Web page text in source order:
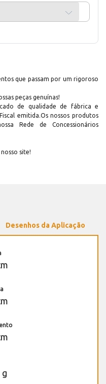
que passam por um rigoroso
peças genuínas!
de qualidade de fábrica e
emitida.Os nossos produtos
Rede de Concessionários
site!
Desenhos da Aplicação
g